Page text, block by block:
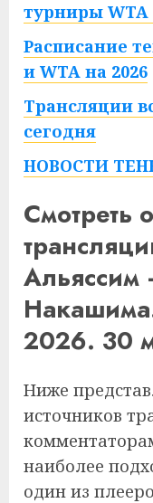
турниры WTA
Расписание
и WTA на 2026
Трансляции
сегодня
НОВОСТИ
Смотреть
2026. 30
Ниже
источников
наиболее
один из